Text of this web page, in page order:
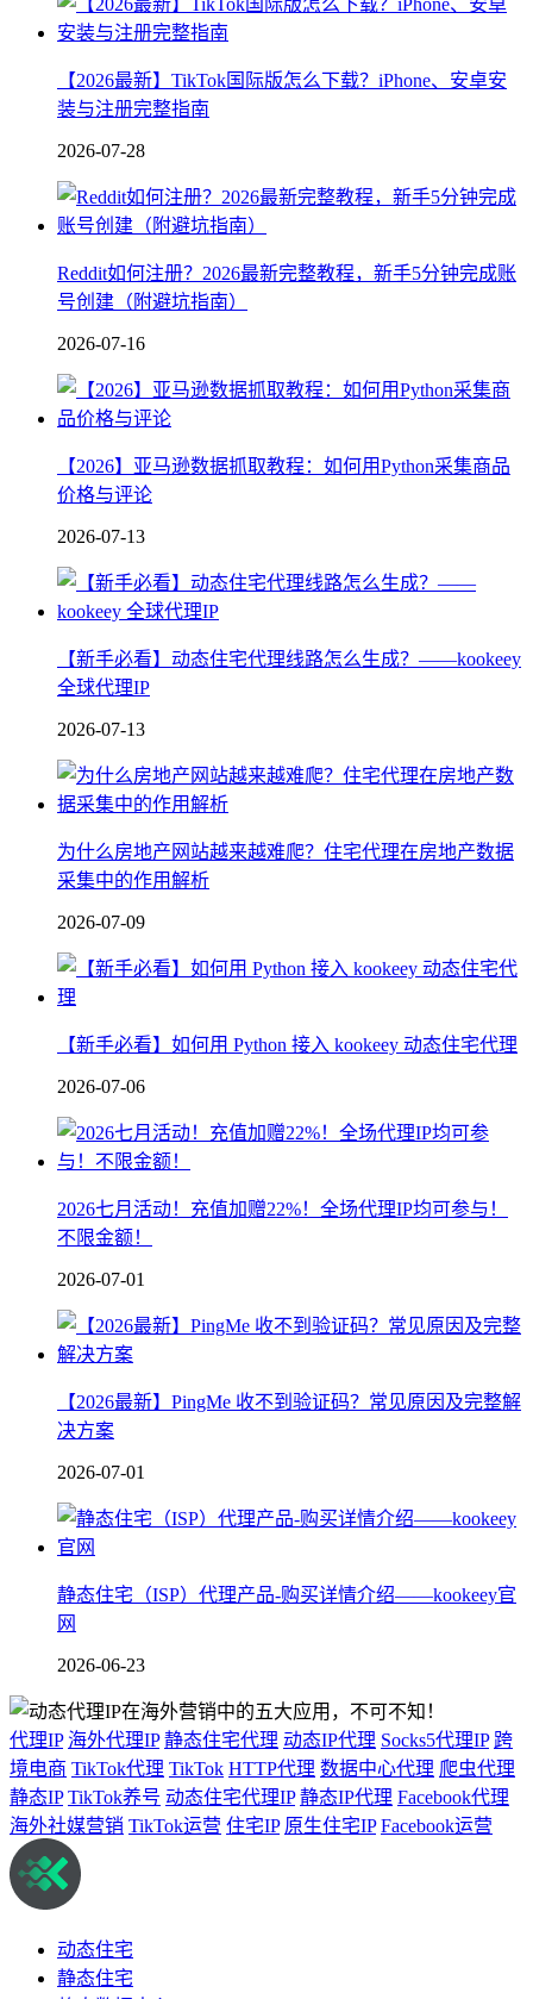
【2026最新】TikTok国际版怎么下载？iPhone、安卓安
装与注册完整指南
2026-07-28
Reddit如何注册？2026最新完整教程，新手5分钟完成账
号创建（附避坑指南）
2026-07-16
【2026】亚马逊数据抓取教程：如何用Python采集商品
价格与评论
2026-07-13
【新手必看】动态住宅代理线路怎么生成？——kookeey
全球代理IP
2026-07-13
为什么房地产网站越来越难爬？住宅代理在房地产数据
采集中的作用解析
2026-07-09
【新手必看】如何用 Python 接入 kookeey 动态住宅代理
2026-07-06
2026七月活动！充值加赠22%！全场代理IP均可参与！
不限金额！
2026-07-01
【2026最新】PingMe 收不到验证码？常见原因及完整解
决方案
2026-07-01
静态住宅（ISP）代理产品-购买详情介绍——kookeey官
网
2026-06-23
代理IP 海外代理IP 静态住宅代理 动态IP代理 Socks5代理IP 跨
境电商 TikTok代理 TikTok HTTP代理 数据中心代理 爬虫代理
静态IP TikTok养号 动态住宅代理IP 静态IP代理 Facebook代理
海外社媒营销 TikTok运营 住宅IP 原生住宅IP Facebook运营
动态住宅
静态住宅